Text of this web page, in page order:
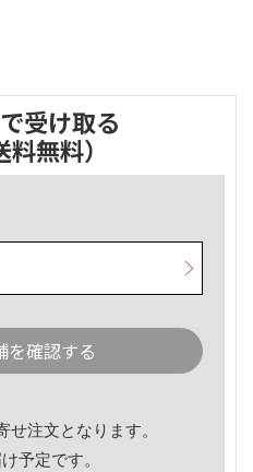
受け取る
料無料）
を確認する
せ注文となります。
予定です。